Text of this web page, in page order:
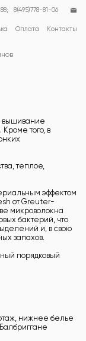
Оплата Контакты
; 8(495)778-81-06
вышивание
Кроме того, в
теплое,
эффектом
от Greuter-
микроволокна
бактерий, что
и, в свою
запахов.
порядковый
нижнее белье